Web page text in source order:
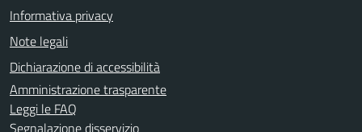
Informativa privacy
Note legali
Dichiarazione di accessibilità
Amministrazione trasparente
Leggi le FAQ
Segnalazione disservizio